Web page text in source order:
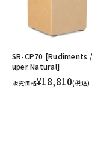
SR-CP70 [Rudiments
uper Natural]
販売価格¥18,810(税込)